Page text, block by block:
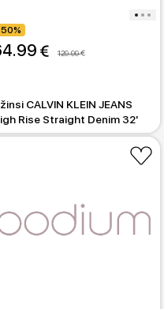
129.99
CALVIN KLEIN JEANS
Rise Straight Denim 32'